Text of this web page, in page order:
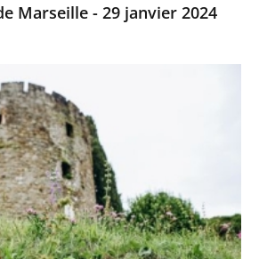
Marseille - 29 janvier 2024